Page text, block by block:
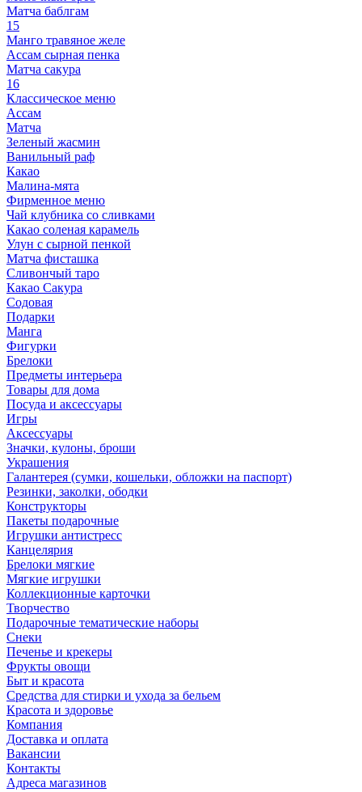
Матча баблгам
15
Манго травяное желе
Ассам сырная пенка
Матча сакура
16
Классическое меню
Ассам
Матча
Зеленый жасмин
Ванильный раф
Какао
Малина-мята
Фирменное меню
Чай клубника со сливками
Какао соленая карамель
Улун с сырной пенкой
Матча фисташка
Сливончый таро
Какао Сакура
Содовая
Подарки
Манга
Фигурки
Брелоки
Предметы интерьера
Товары для дома
Посуда и аксессуары
Игры
Аксессуары
Значки, кулоны, броши
Украшения
Галантерея (сумки, кошельки, обложки на паспорт)
Резинки, заколки, ободки
Конструкторы
Пакеты подарочные
Игрушки антистресс
Канцелярия
Брелоки мягкие
Мягкие игрушки
Коллекционные карточки
Творчество
Подарочные тематические наборы
Снеки
Печенье и крекеры
Фрукты овощи
Быт и красота
Средства для стирки и ухода за бельем
Красота и здоровье
Компания
Доставка и оплата
Вакансии
Контакты
Адреса магазинов